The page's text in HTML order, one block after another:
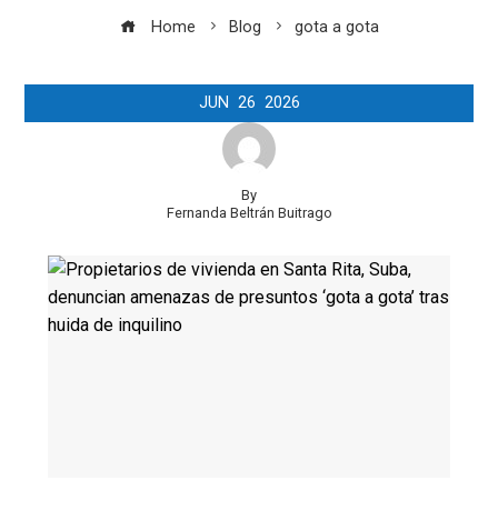
Home Blog gota a gota
JUN 26 2026
By
Fernanda Beltrán Buitrago